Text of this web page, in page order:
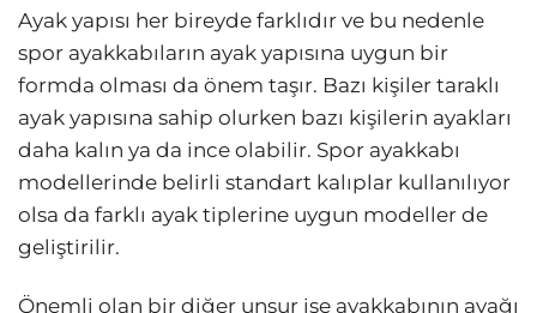
Ayak yapısı her bireyde farklıdır ve bu nedenle
spor ayakkabıların ayak yapısına uygun bir
formda olması da önem taşır. Bazı kişiler taraklı
ayak yapısına sahip olurken bazı kişilerin ayakları
daha kalın ya da ince olabilir. Spor ayakkabı
modellerinde belirli standart kalıplar kullanılıyor
olsa da farklı ayak tiplerine uygun modeller de
geliştirilir.
Önemli olan bir diğer unsur ise ayakkabının ayağı